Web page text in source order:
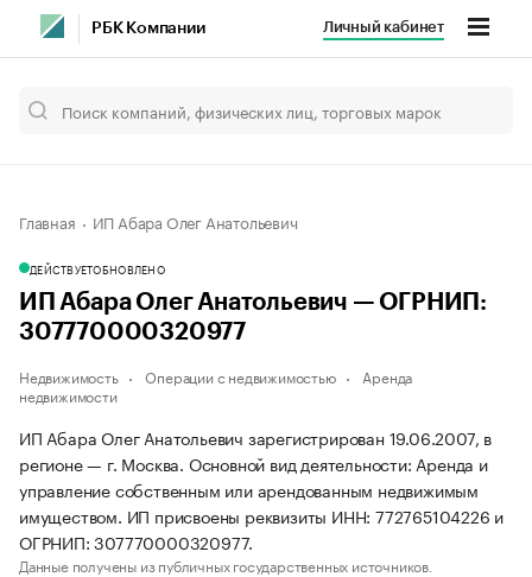
РБК Компании Личный кабинет
Главная ИП Абара Олег Анатольевич
ДЕЙСТВУЕТОБНОВЛЕНО
ИП Абара Олег Анатольевич — ОГРНИП:
307770000320977
Недвижимость Операции с недвижимостью
Аренда
недвижимости
ИП Абара Олег Анатольевич зарегистрирован 19.06.2007, в
регионе — г. Москва. Основной вид деятельности: Аренда и
управление собственным или арендованным недвижимым
имуществом. ИП присвоены реквизиты ИНН: 772765104226 и
ОГРНИП: 307770000320977.
Данные получены из публичных государственных источников.